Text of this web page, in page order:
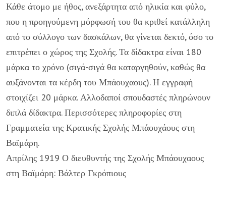
Κάθε άτομο με ήθος, ανεξάρτητα από ηλικία και φύλο,
που η προηγούμενη μόρφωσή του θα κριθεί κατάλληλη
από το σύλλογο των δασκάλων, θα γίνεται δεκτό, όσο το
επιτρέπει ο χώρος της Σχολής. Τα δίδακτρα είναι 180
μάρκα το χρόνο (σιγά-σιγά θα καταργηθούν, καθώς θα
αυξάνονται τα κέρδη του Μπάουχαους). Η εγγραφή
στοιχίζει 20 μάρκα. Αλλοδαποί σπουδαστές πληρώνουν
διπλά δίδακτρα. Περισσότερες πληροφορίες στη
Γραμματεία της Κρατικής Σχολής Μπάουχάους στη
Βαϊμάρη.
Απρίλης 1919 Ο διευθυντής της Σχολής Μπάουχαους
στη Βαϊμάρη: Βάλτερ Γκρόπιους